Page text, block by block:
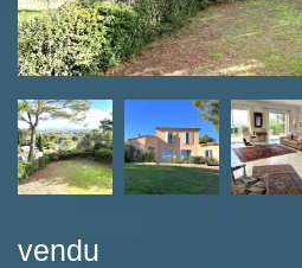
vendu